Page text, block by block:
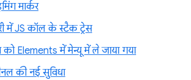
मार्कर
में JS कॉल के स्टैक ट्रेस
Elements में मेन्यू में ले जाया गया
की नई सुविधा